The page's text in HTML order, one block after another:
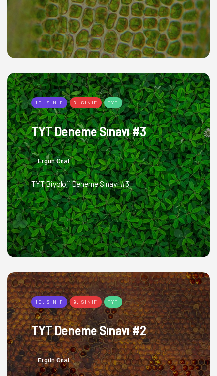
10. SINIF 9. SINIF TYT
TYT Deneme Sınavı #3
Ergün Önal
TYT Biyoloji Deneme Sınavı #3
10. SINIF 9. SINIF TYT
TYT Deneme Sınavı #2
Ergün Önal